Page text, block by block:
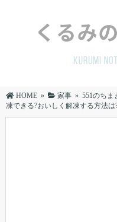
HOME » 家事 » 551のちま
凍できる?おいしく解凍する方法は